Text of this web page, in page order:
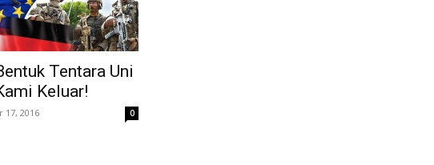
Tentara Uni
Keluar!
17, 2016 0